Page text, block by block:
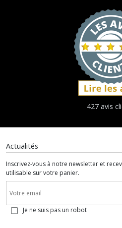
427 avis
Actualités
Inscrivez-vous à notre newsletter et
utilisable sur votre panier.
Je ne suis pas un robot